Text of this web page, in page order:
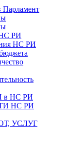
Парламент
НС РИ
НС РИ
в НС РИ
НС РИ
УСЛУГ